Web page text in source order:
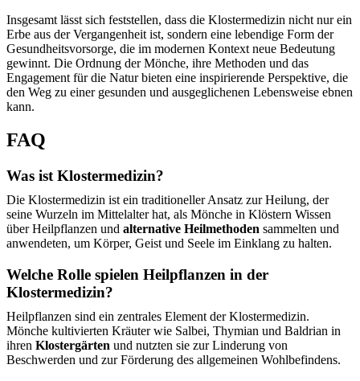
Insgesamt lässt sich feststellen, dass die Klostermedizin nicht nur ein
Erbe aus der Vergangenheit ist, sondern eine lebendige Form der
Gesundheitsvorsorge, die im modernen Kontext neue Bedeutung
gewinnt. Die Ordnung der Mönche, ihre Methoden und das
Engagement für die Natur bieten eine inspirierende Perspektive, die
den Weg zu einer gesunden und ausgeglichenen Lebensweise ebnen
kann.
FAQ
Was ist Klostermedizin?
Die Klostermedizin ist ein traditioneller Ansatz zur Heilung, der
seine Wurzeln im Mittelalter hat, als Mönche in Klöstern Wissen
über Heilpflanzen und alternative Heilmethoden sammelten und
anwendeten, um Körper, Geist und Seele im Einklang zu halten.
Welche Rolle spielen Heilpflanzen in der
Klostermedizin?
Heilpflanzen sind ein zentrales Element der Klostermedizin.
Mönche kultivierten Kräuter wie Salbei, Thymian und Baldrian in
ihren Klostergärten und nutzten sie zur Linderung von
Beschwerden und zur Förderung des allgemeinen Wohlbefindens.